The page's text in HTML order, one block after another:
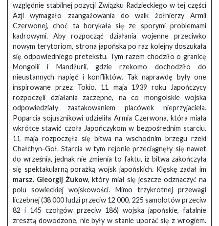
względnie stabilnej pozycji Związku Radzieckiego w tej części
Azji wymagało zaangażowania do walk żołnierzy Armii
Czerwonej, choć ta borykała się ze sporymi problemami
kadrowymi. Aby rozpocząć działania wojenne przeciwko
nowym terytoriom, strona japońska po raz kolejny doszukała
się odpowiedniego pretekstu. Tym razem chodziło o granicę
Mongolii i Mandżurii, gdzie rzekomo dochodziło do
nieustannych napięć i konfliktów. Tak naprawdę były one
inspirowane przez Tokio. 11 maja 1939 roku Japończycy
rozpoczęli działania zaczepne, na co mongolskie wojska
odpowiedziały zaatakowaniem placówek nieprzyjaciela.
Poparcia sojusznikowi udzieliła Armia Czerwona, która miała
wkrótce stawić czoła Japończykom w bezpośrednim starciu.
11 maja rozpoczęła się bitwa na wschodnim brzegu rzeki
Chałchyn-Goł. Starcia w tym rejonie przeciągnęły się nawet
do września, jednak nie zmienia to faktu, iż bitwa zakończyła
się spektakularną porażką wojsk japońskich. Klęskę zadał im
marsz. Gieorgij Żukow, który miał się jeszcze odznaczyć na
polu sowieckiej wojskowości. Mimo trzykrotnej przewagi
liczebnej (38 000 ludzi przeciw 12 000, 225 samolotów przeciw
82 i 145 czołgów przeciw 186) wojska japońskie, fatalnie
zresztą dowodzone, nie były w stanie uporać się z wrogiem.